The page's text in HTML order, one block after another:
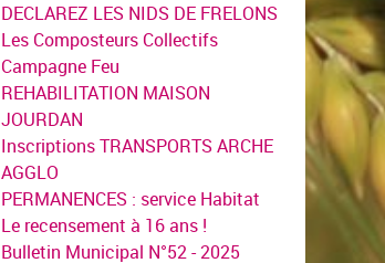
DECLAREZ LES NIDS DE FRELONS
Les Composteurs Collectifs
Campagne Feu
REHABILITATION MAISON
JOURDAN
Inscriptions TRANSPORTS ARCHE
AGGLO
PERMANENCES : service Habitat
Le recensement à 16 ans !
Bulletin Municipal N°52 - 2025